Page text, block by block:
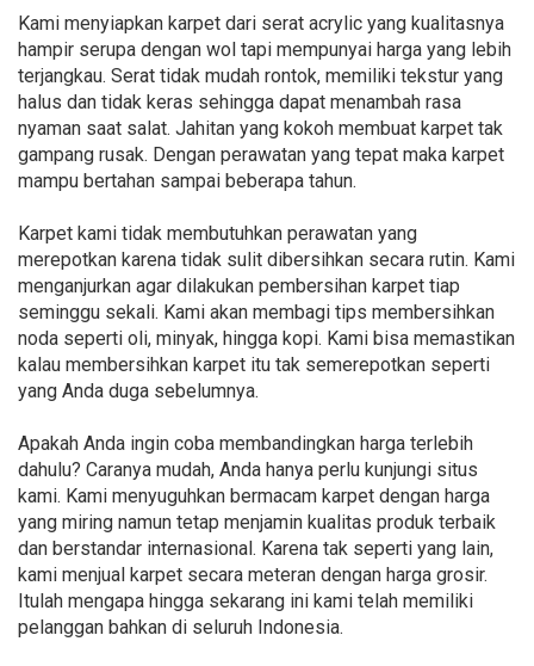
Kami menyiapkan karpet dari serat acrylic yang kualitasnya
hampir serupa dengan wol tapi mempunyai harga yang lebih
terjangkau. Serat tidak mudah rontok, memiliki tekstur yang
halus dan tidak keras sehingga dapat menambah rasa
nyaman saat salat. Jahitan yang kokoh membuat karpet tak
gampang rusak. Dengan perawatan yang tepat maka karpet
mampu bertahan sampai beberapa tahun.
Karpet kami tidak membutuhkan perawatan yang
merepotkan karena tidak sulit dibersihkan secara rutin. Kami
menganjurkan agar dilakukan pembersihan karpet tiap
seminggu sekali. Kami akan membagi tips membersihkan
noda seperti oli, minyak, hingga kopi. Kami bisa memastikan
kalau membersihkan karpet itu tak semerepotkan seperti
yang Anda duga sebelumnya.
Apakah Anda ingin coba membandingkan harga terlebih
dahulu? Caranya mudah, Anda hanya perlu kunjungi situs
kami. Kami menyuguhkan bermacam karpet dengan harga
yang miring namun tetap menjamin kualitas produk terbaik
dan berstandar internasional. Karena tak seperti yang lain,
kami menjual karpet secara meteran dengan harga grosir.
Itulah mengapa hingga sekarang ini kami telah memiliki
pelanggan bahkan di seluruh Indonesia.